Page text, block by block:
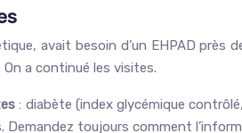
avait besoin d’un EHPAD
a continué les visites.
: diabète (index glycémique
toujours comment